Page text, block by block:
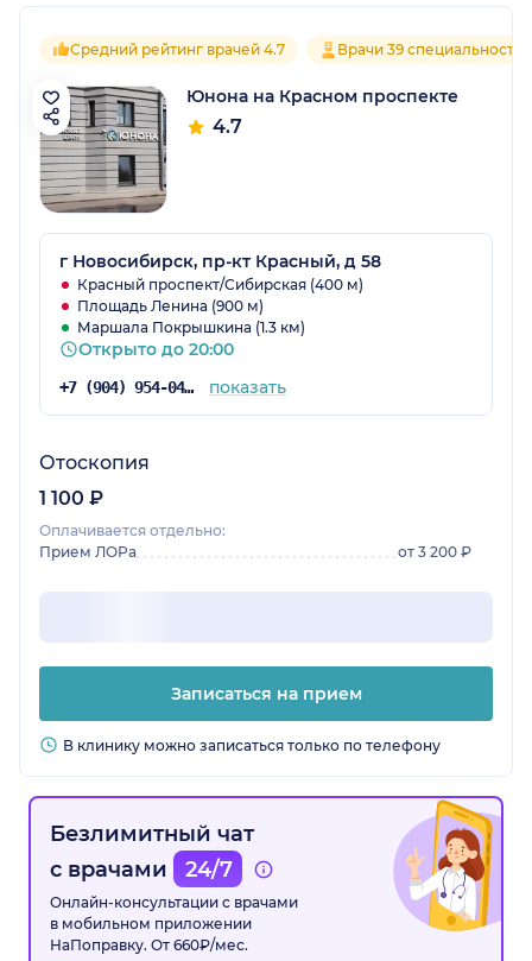
Средний рейтинг врачей 4.7 Врачи 39 специальностей
Юнона на Красном проспекте
4.7
г Новосибирск, пр-кт Красный, д 58
Красный проспект/Сибирская (400 м)
Площадь Ленина (900 м)
Маршала Покрышкина (1.3 км)
Открыто до 20:00
+7 (904) 954-04-89 показать
Отоскопия
1 100 ₽
Оплачивается отдельно:
Прием ЛОРа
от 3 200 ₽
Записаться на прием
В клинику можно записаться только по телефону
Безлимитный чат
с врачами
24/7
Онлайн-консультации с врачами
в мобильном приложении
НаПоправку. От 660₽/мес.